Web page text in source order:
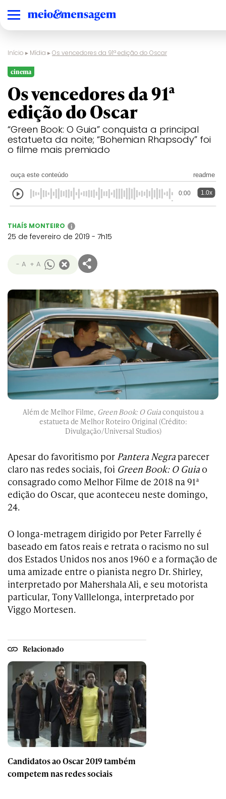
Início ▸ Mídia ▸Os vencedores da 91ª edição do Oscar
cinema
Os vencedores da 91ª
edição do Oscar
“Green Book: O Guia” conquista a principal
estatueta da noite; “Bohemian Rhapsody” foi
o filme mais premiado
ouça este conteúdo readme
0:00 1.0x
THAÍS MONTEIRO i
25 de fevereiro de 2019 - 7h15
- A + A
Além de Melhor Filme, Green Book: O Guiaconquistou a
estatueta de Melhor Roteiro Original (Crédito:
Divulgação/Universal Studios)
Apesar do favoritismo por Pantera Negra parecer
claro nas redes sociais, foi Green Book: O Guia o
consagrado como Melhor Filme de 2018 na 91ª
edição do Oscar, que aconteceu neste domingo,
24.
O longa-metragem dirigido por Peter Farrelly é
baseado em fatos reais e retrata o racismo no sul
dos Estados Unidos nos anos 1960 e a formação de
uma amizade entre o pianista negro Dr. Shirley,
interpretado por Mahershala Ali, e seu motorista
particular, Tony Valllelonga, interpretado por
Viggo Mortesen.
Relacionado
Candidatos ao Oscar 2019 também
competem nas redes sociais